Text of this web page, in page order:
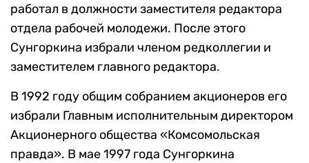
работал в должности заместителя редактора
отдела рабочей молодежи. После этого
Сунгоркина избрали членом редколлегии и
заместителем главного редактора.
В 1992 году общим собранием акционеров его
избрали Главным исполнительным директором
Акционерного общества «Комсомольская
правда». В мае 1997 года Сунгоркина